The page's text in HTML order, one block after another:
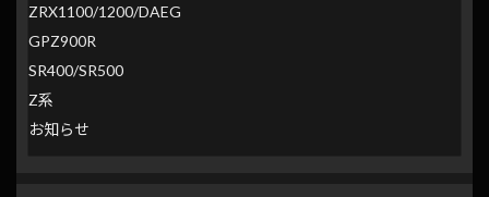
ZRX1100/1200/DAEG
GPZ900R
SR400/SR500
Z系
お知らせ